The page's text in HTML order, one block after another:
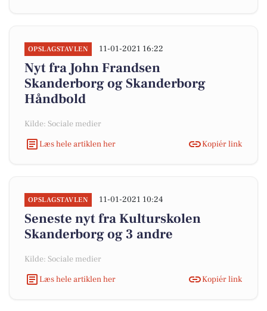
OPSLAGSTAVLEN 11-01-2021 16:22
Nyt fra John Frandsen
Skanderborg og Skanderborg
Håndbold
Kilde: Sociale medier
Læs hele artiklen her
Kopiér link
OPSLAGSTAVLEN 11-01-2021 10:24
Seneste nyt fra Kulturskolen
Skanderborg og 3 andre
Kilde: Sociale medier
Læs hele artiklen her
Kopiér link